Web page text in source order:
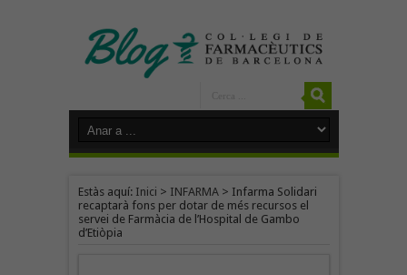
Estàs aquí: Inici > INFARMA> Infarma Solidari
recaptarà fons per dotar de més recursos el
servei de Farmàcia de l’Hospital de Gambo
d’Etiòpia